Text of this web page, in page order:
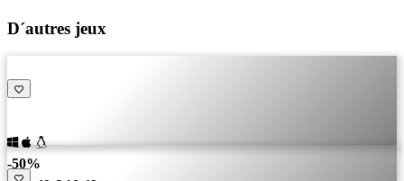
D´autres jeux
-50%